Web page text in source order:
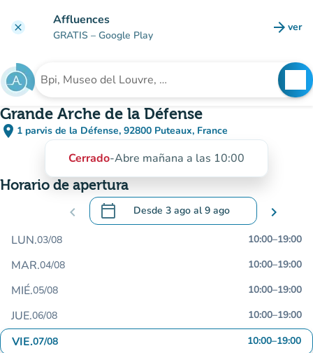
clear Affluences
GRATIS – Google Play arrow_forward ver
Buscar un establecimiento
Grande Arche de la Défense
place 1 parvis de la Défense, 92800 Puteaux, France
(abrir en Google Maps)
(nueva pestaña)
Cerrado-Abre mañana a las 10:00
Horario de apertura
chevron_left calendar_today Desde 3 ago al9 ago
.Abra el calendario para cambiar las
chevron_right
LUN.03/08 10:00–19:00
MAR.04/08 10:00–19:00
MIÉ.05/08 10:00–19:00
JUE.06/08 10:00–19:00
VIE.07/08 10:00–19:00